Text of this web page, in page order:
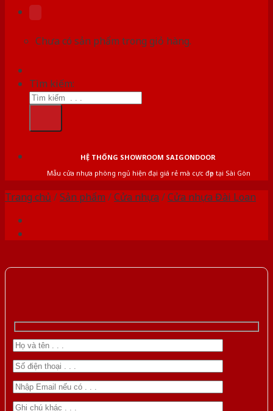
Chưa có sản phẩm trong giỏ hàng.
Tìm kiếm:
HỆ THỐNG SHOWROOM SAIGONDOOR
Mẫu cửa nhựa phòng ngủ hiện đại giá rẻ mà cực đẹp tại Sài Gòn
Trang chủ /Sản phẩm /Cửa nhựa /Cửa nhựa Đài Loan